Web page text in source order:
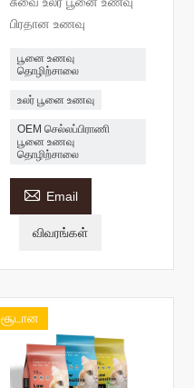
பிரதான உணவு
பூனை உணவு
தொழிற்சாலை
உலர் பூனை உணவு
OEM செல்லப்பிராணி
பூனை உணவு
தொழிற்சாலை
 Email
விவரங்கள்
சூடான